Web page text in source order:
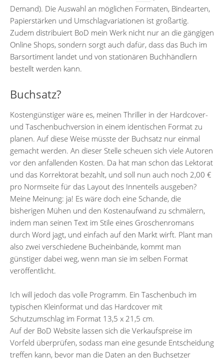
Demand). Die Auswahl an möglichen Formaten, Bindearten,
Papierstärken und Umschlagvariationen ist großartig.
Zudem distribuiert BoD mein Werk nicht nur an die gängigen
Online Shops, sondern sorgt auch dafür, dass das Buch im
Barsortiment landet und von stationären Buchhändlern
bestellt werden kann.
Buchsatz?
Kostengünstiger wäre es, meinen Thriller in der Hardcover-
und Taschenbuchversion in einem identischen Format zu
planen. Auf diese Weise müsste der Buchsatz nur einmal
gemacht werden. An dieser Stelle scheuen sich viele Autoren
vor den anfallenden Kosten. Da hat man schon das Lektorat
und das Korrektorat bezahlt, und soll nun auch noch 2,00 €
pro Normseite für das Layout des Innenteils ausgeben?
Meine Meinung: ja! Es wäre doch eine Schande, die
bisherigen Mühen und den Kostenaufwand zu schmälern,
indem man seinen Text im Stile eines Groschenromans
durch Word jagt, und einfach auf den Markt wirft. Plant man
also zwei verschiedene Bucheinbände, kommt man
günstiger dabei weg, wenn man sie im selben Format
veröffentlicht.
Ich will jedoch das volle Programm. Ein Taschenbuch im
typischen Kleinformat und das Hardcover mit
Schutzumschlag im Format 13,5 x 21,5 cm.
Auf der BoD Website lassen sich die Verkaufspreise im
Vorfeld überprüfen, sodass man eine gesunde Entscheidung
treffen kann, bevor man die Daten an den Buchsetzer